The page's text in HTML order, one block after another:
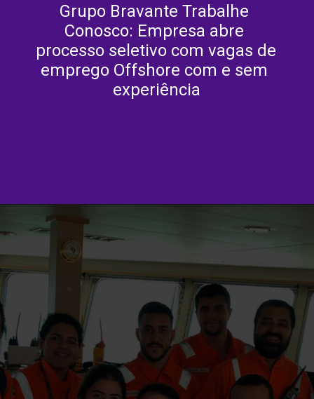
Grupo Bravante Trabalhe
Conosco: Empresa abre
processo seletivo com vagas de
emprego Offshore com e sem
experiência